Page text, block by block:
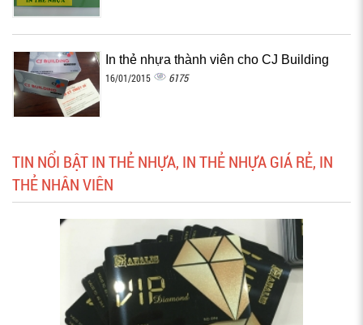
In thẻ nhựa thành viên cho CJ Building
16/01/2015 6175
TIN NỔI BẬT IN THẺ NHỰA, IN THẺ NHỰA GIÁ RẺ, IN
THẺ NHÂN VIÊN